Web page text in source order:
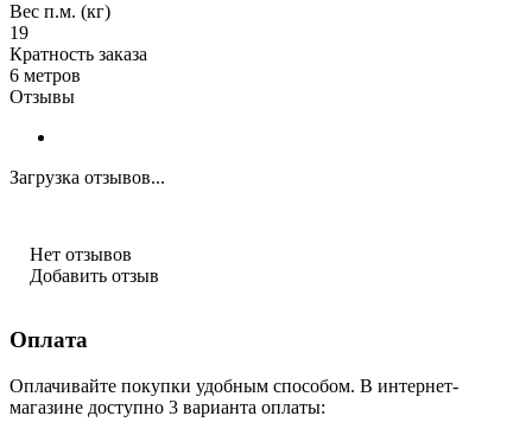
Вес п.м. (кг)
19
Кратность заказа
6 метров
Отзывы
Загрузка отзывов...
Нет отзывов
Добавить отзыв
Оплата
Оплачивайте покупки удобным способом. В интернет-
магазине доступно 3 варианта оплаты: